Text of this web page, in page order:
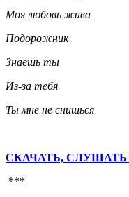
Моя любовь жива
Подорожник
Знаешь ты
Из-за тебя
Ты мне не снишься
СКАЧАТЬ, СЛУШАТЬ
***